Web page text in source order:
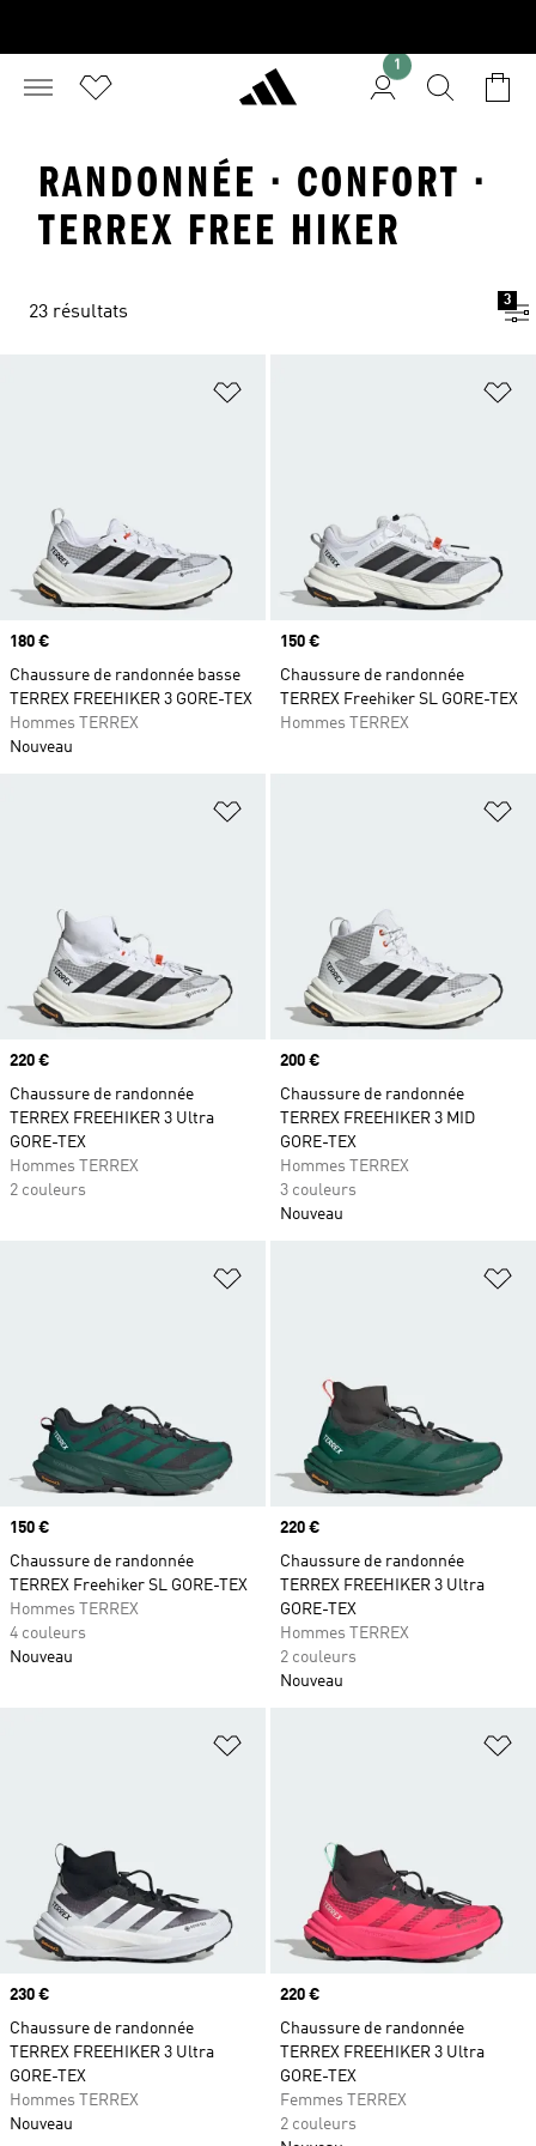
1
RANDONNÉE · CONFORT ·
TERREX FREE HIKER
23 résultats
3
Ajouter à la Liste de produits
Prix
180 €
Chaussure de randonnée basse
TERREX FREEHIKER 3 GORE-TEX
Hommes TERREX
Nouveau
Prix
150 €
Chaussure de randonnée
TERREX Freehiker SL GORE-TEX
Hommes TERREX
Ajouter à la Liste de produits
Prix
220 €
Chaussure de randonnée
TERREX FREEHIKER 3 Ultra
GORE-TEX
Hommes TERREX
2 couleurs
Prix
200 €
Chaussure de randonnée
TERREX FREEHIKER 3 MID
GORE-TEX
Hommes TERREX
3 couleurs
Nouveau
Ajouter à la Liste de produits
Prix
150 €
Chaussure de randonnée
TERREX Freehiker SL GORE-TEX
Hommes TERREX
4 couleurs
Nouveau
Prix
220 €
Chaussure de randonnée
TERREX FREEHIKER 3 Ultra
GORE-TEX
Hommes TERREX
2 couleurs
Nouveau
Ajouter à la Liste de produits
Prix
230 €
Chaussure de randonnée
TERREX FREEHIKER 3 Ultra
GORE-TEX
Hommes TERREX
Nouveau
Prix
220 €
Chaussure de randonnée
TERREX FREEHIKER 3 Ultra
GORE-TEX
Femmes TERREX
2 couleurs